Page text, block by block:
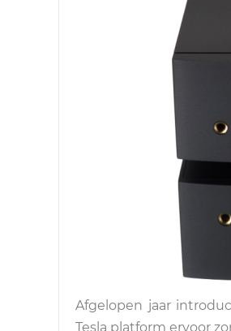
Afgelopen jaar
Tesla platform ervoor